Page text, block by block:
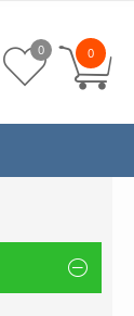
0
0